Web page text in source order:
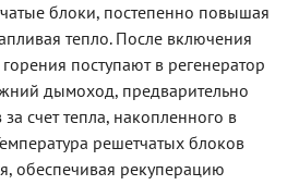
блоки, постепенно повышая
тепло. После включения
поступают в регенератор
дымоход, предварительно
за счет тепла, накопленного в
решетчатых блоков
обеспечивая рекуперацию